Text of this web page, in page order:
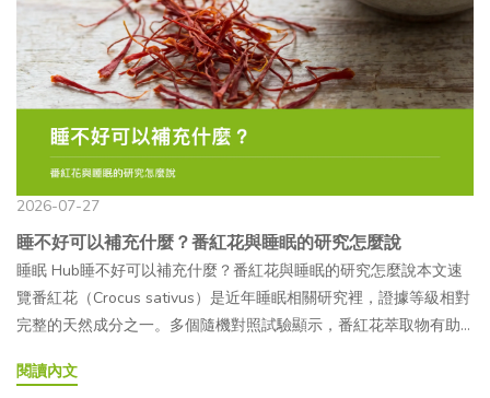
PDRN 保健食品，主要鎖定重視日常保養與新興成分的消費族群，
常見需求情境包括以下幾類：●注重日常養顏保養的族群：平時有
保養習慣，並希望在日常營養補充中，加入具有醫美話題背景之成
分的消費者，可能會對口服 PDRN 產品較感興趣。●長期作息不規
律者：工作忙碌、經常熬夜，或生活作息較不固定的人，通常會更
加留意日常保養與營養補充，也可能將 PDRN 納入日常補充產品的
或經常長時間使用 3C 產品的人，可能會更重視日常防護與保養，因
此開始留意含有 PDRN 概念的相關產品。●已有口服膠原蛋白習慣
的族群：已經養成口服保養習慣，並希望嘗試不同配方的人，對於
搭配膠原蛋白或其他美容成分的 PDRN 複合產品，通常也會有較高
的接受度。— 哪些人食用前需要多留意？PDRN 多取自鮭魚 DNA，
分標示。孕婦、哺乳期女性、慢性疾病患者或正在服用藥物者，建
注射產品。部分研究與產品資料會提及其生物相容性，但任何注射
療程仍可能出現紅腫、疼痛、瘀青或過敏等狀況，療程前應主動告
知醫師過敏史與身體狀況。— 3. 侵入性相對低相較於主要用於增加
組織體積的填充療程，麗珠蘭較常以改善整體膚況與自然呈現作為
常見療程訴求。不過，它仍屬於侵入性的注射醫療行為，恢復情形
與適合的施作次數會因個人膚況、施打部位及操作方式而異。— 4.
韓流與社群效應韓國診所、KOL 分享及社群平台上的療程紀錄，讓
平台上的療程分享與前後對照內容，也提高了麗珠蘭的討論度。不
過，照片可能受到光線、角度、妝容與後製影響，仍應以醫師評估
及合法產品資訊為準。 麗珠蘭、外泌體與膠原蛋白保健食品有什麼
不同？麗珠蘭、外泌體相關產品與膠原蛋白保健食品的成分、使用
式。以下整理基本差異，實際接受療程或使用產品前，仍應確認其
以胜肽形式進入血液循環，因此在吸收方式上與一般膠原蛋白有所
不同。比較項目一般膠原蛋白膠原蛋白胜肽分子量數十萬道爾頓
（Da）約 500～5,000 Da，屬於小分子吸收方式需先在消化道中分
解可透過 PepT1 以胜肽形式吸收溶解性較低，較不易溶於冷水較
高，可溶於冷水或熱水加工方式未經水解的天然大分子經過酵素水
解處理保健食品應用常見於傳統粉末膠原蛋白常用於膠原蛋白飲與
膠囊配方— 為什麼現在的保健食品常強調「胜肽」？2010 年代後，
究顯示，口服膠原蛋白胜肽後，部分胜肽可維持完整形式出現在血
液中，並非全部分解為單一胺基酸。這也讓「以胜肽形式吸收」逐
漸成為膠原蛋白保健食品常見的產品訴求，市場上的相關配方也隨
之增加。🔬研究說明2016 年發表於《Journal of Agricultural and
Food Chemistry》的研究（Shigemura et al.）指出，受試者口服水
解膠原蛋白後，可在血液中偵測到 Pro-Hyp（脯胺酸－羥脯胺酸）
間：深睡負責身體修復與生長激素分泌，REM 負責大腦整理與情緒
消化，免疫系統也在這段時間重新校準。少睡一點不是完全不行，
但長期壓縮睡眠時間，會讓這些工作沒有足夠時間完成。Q2一個晚
上到底該睡幾個小時？一個睡眠週期約 90 分鐘，一晚通常經歷 4 到
6 個週期，但研究發現這個結構因人而異，是相當穩定的個人特徵。
與其緊盯一個絕對的時數，觀察白天的精神狀態通常是更直接的參
考。Q3為什麼有時候睡很久，醒來還是很累？最常見的原因是深睡
期在中途被打斷，或整晚的睡眠週期不完整。就算總睡眠時數看起
來夠，如果深睡或 REM 被壓縮，身體實際拿到的修復和整理都會打
折扣。Q4白天沒曬到太陽，真的會影響晚上的睡眠嗎？會。生理時
鐘主要依靠光線來對齊日夜週期，白天光照不足，晚上該分泌的褪
黑激素反而容易延遲或減少。有研究實際測量辦公室工作者的光照
手機為什麼會讓人更難入睡？手機、電腦這類光源含有較多短波長
2026-07-27
睡不好可以補充什麼？番紅花與睡眠的研究怎麼說
睡眠 Hub睡不好可以補充什麼？番紅花與睡眠的研究怎麼說本文速
覽番紅花（Crocus sativus）是近年睡眠相關研究裡，證據等級相對
完整的天然成分之一。多個隨機對照試驗顯示，番紅花萃取物有助
清楚，再說明我們如何把它放進日常補充的選項裡：番紅花補充品
閱讀內文